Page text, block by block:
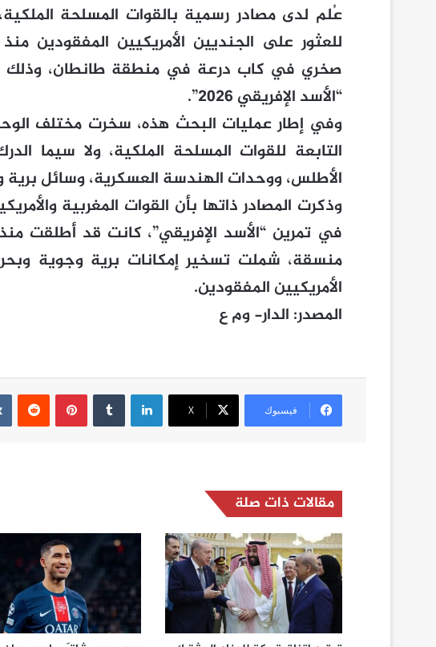
عُلم لدى مصادر رسمية بالقوات المسلحة
صخري في كاب درعة في منطقة طانطان،
“الأسد الإفريقي 2026”.
وفي إطار عمليات البحث هذه، سخرت مختلف
التابعة للقوات المسلحة الملكية، ولا سيما
الأطلس، ووحدات الهندسة العسكرية، وسائل
وذكرت المصادر ذاتها بأن القوات المغربية
منسقة، شملت تسخير إمكانات برية وجوية
الأمريكيين المفقودين.
المصدر: الدار- وم ع
فيسبوك ‫X
لينكدإن بينتيريست
مقالات ذات صلة